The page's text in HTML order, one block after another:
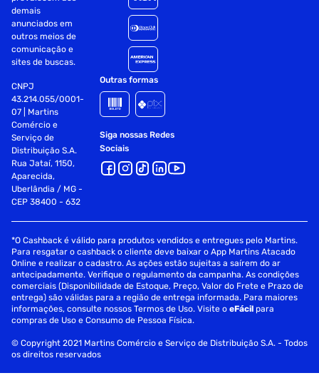
Brilho: 230 cd/m²
Tempo de resposta: <20 ms
Resolução de display suportada (Inputs de vídeo): 480i,
480p, 576i, 576p, 720p, 1080i, 1080p, 24/25/30/50/60Hz
Input Lag: <= 20ms
Interface Smart:
Sistema operacional: Roku TV
Idiomas: Inglês/Português/Espanhol/Alemão/Francês
Características do controle remoto: Padrão Roku
Comando de voz: Via Roku Mobile App no Smartphone
Android e iOS
Assistentes virtuais: Compatível com Google Assistente /
Alexa / Apple Homekit
Disney+, Star+, MAX, Apple TV, Spotify e outros milhares
demais
anunciados em
outros meios de
comunicação e
sites de buscas.
CNPJ
43.214.055/0001-
07 | Martins
Comércio e
Serviço de
Distribuição S.A.
Rua Jataí, 1150,
Aparecida,
Uberlândia / MG -
CEP 38400 - 632
Outras formas
Siga nossas Redes
Sociais
*O Cashback é válido para produtos vendidos e entregues pelo Martins.
Para resgatar o cashback o cliente deve baixar o App Martins Atacado
Online e realizar o cadastro. As ações estão sujeitas a saírem do ar
antecipadamente. Verifique o regulamento da campanha. As condições
comerciais (Disponibilidade de Estoque, Preço, Valor do Frete e Prazo de
entrega) são válidas para a região de entrega informada. Para maiores
informações, consulte nossos Termos de Uso. Visite oeFácil para
compras de Uso e Consumo de Pessoa Física.
© Copyright 2021 Martins Comércio e Serviço de Distribuição S.A. - Todos
os direitos reservados